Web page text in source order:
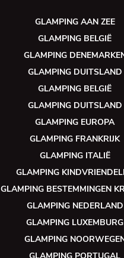
GLAMPING AAN ZEE
GLAMPING BELGIË
GLAMPING
GLAMPING DUITSLAND
GLAMPING BELGIË
GLAMPING DUITSLAND
GLAMPING EUROPA
GLAMPING FRANKRIJK
GLAMPING ITALIË
GLAMPING
GLAMPING BESTEMMINGEN
GLAMPING NEDERLAND
GLAMPING LUXEMBURG
GLAMPING